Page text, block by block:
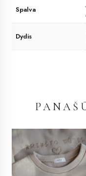
Spalva
Dydis